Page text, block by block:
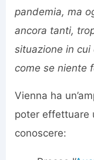
pandemia, ma
ancora tanti,
situazione in
come se niente
Vienna ha
poter effettuare
conoscere: